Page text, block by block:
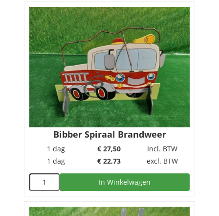
Bibber Spiraal Brandweer
1 dag € 27,50
Incl. BTW
1 dag
€ 22,73 excl. BTW
In Winkelwagen